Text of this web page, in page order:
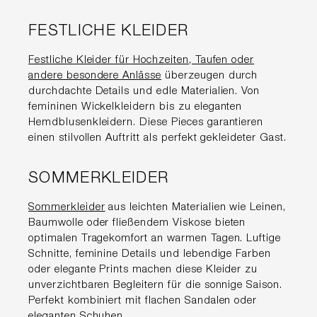
FESTLICHE KLEIDER
Festliche Kleider für Hochzeiten, Taufen oder
andere besondere Anlässe überzeugen durch
durchdachte Details und edle Materialien. Von
femininen Wickelkleidern bis zu eleganten
Hemdblusenkleidern. Diese Pieces garantieren
einen stilvollen Auftritt als perfekt gekleideter Gast.
SOMMERKLEIDER
Sommerkleider aus leichten Materialien wie Leinen,
Baumwolle oder fließendem Viskose bieten
optimalen Tragekomfort an warmen Tagen. Luftige
Schnitte, feminine Details und lebendige Farben
oder elegante Prints machen diese Kleider zu
unverzichtbaren Begleitern für die sonnige Saison.
Perfekt kombiniert mit flachen Sandalen oder